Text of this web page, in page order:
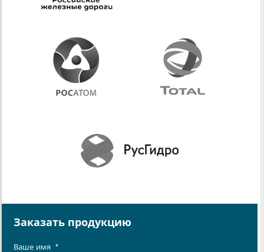
Заказать продукцию
Ваше имя *